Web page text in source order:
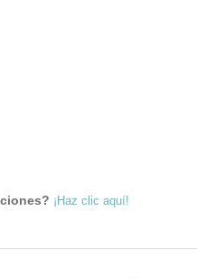
¡Haz clic aquí!